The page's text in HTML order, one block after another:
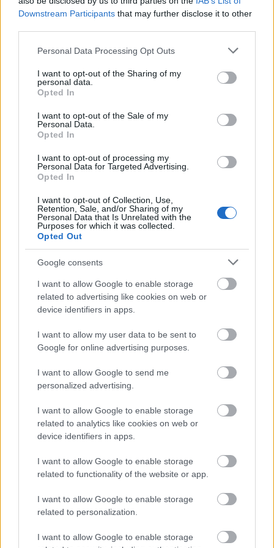
Downstream Participants that may further disclose it to other
Please note that this website/app uses one or more Google
not limited to your visit or usage behaviour. You may click to
grant or deny consent to Google and its third-party tags to
use your data for below specified purposes in below Google
consent section.
Personal Data Processing Opt Outs
I want to opt-out of the Sharing of my
personal data.
Opted In
I want to opt-out of the Sale of my
Personal Data.
Opted In
I want to opt-out of processing my
Personal Data for Targeted Advertising.
Opted In
I want to opt-out of Collection, Use,
Retention, Sale, and/or Sharing of my
Personal Data that Is Unrelated with the
Purposes for which it was collected.
Opted Out
Google consents
I want to allow Google to enable storage
related to advertising like cookies on web or
device identifiers in apps.
I want to allow my user data to be sent to
Google for online advertising purposes.
I want to allow Google to send me
personalized advertising.
I want to allow Google to enable storage
related to analytics like cookies on web or
device identifiers in apps.
I want to allow Google to enable storage
related to functionality of the website or app.
I want to allow Google to enable storage
related to personalization.
I want to allow Google to enable storage
Évfordulók a jövő héten (június 11 -
•2018. június 09.
Medgyasszai Balázs (1938 - 2011) Sebestyén Attila
(1943 - 2001) Rotarides Mihály (1893 - 1950)
Quasimodo, Salvatore (1901 - 1968) Pass László
(1893 - 1973) Kapás Dezső (1940 - 1993) Vízmű
Borszörcsökön Selényi Antal Ferenc (1928 - 2009)
Csordós Albert (1933 - 1993) László…
Évfordulók a jövő héten (május 28 -
június 3.)
•2018. május 26.